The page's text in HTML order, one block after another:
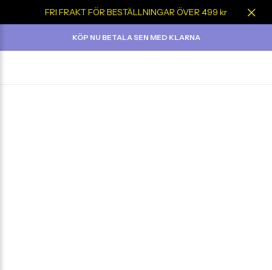
FRI FRAKT FÖR BESTÄLLNINGAR ÖVER 499 kr
KÖP NU BETALA SEN MED KLARNA